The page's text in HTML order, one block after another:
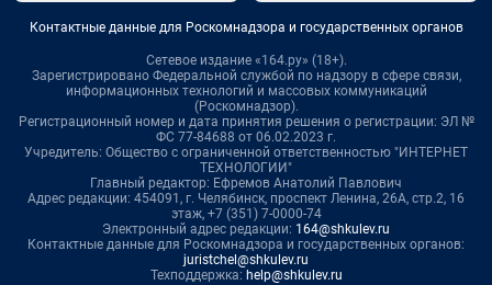
Контактные данные для Роскомнадзора и государственных органов
Сетевое издание «164.ру» (18+).
Зарегистрировано Федеральной службой по надзору в сфере связи,
информационных технологий и массовых коммуникаций
(Роскомнадзор).
Регистрационный номер и дата принятия решения о регистрации: ЭЛ №
ФС 77-84688 от 06.02.2023 г.
Учредитель: Общество с ограниченной ответственностью "ИНТЕРНЕТ
ТЕХНОЛОГИИ"
Главный редактор: Ефремов Анатолий Павлович
Адрес редакции: 454091, г. Челябинск, проспект Ленина, 26А, стр.2, 16
этаж, +7 (351) 7-0000-74
Электронный адрес редакции: 164@shkulev.ru
Контактные данные для Роскомнадзора и государственных органов:
juristchel@shkulev.ru
Техподдержка: help@shkulev.ru